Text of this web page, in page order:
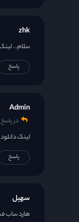
zhk
سلام…
پاسخ
Admin
در
لینک
پاسخ
سهیل
هارد ساب فسمت 8 تا ده